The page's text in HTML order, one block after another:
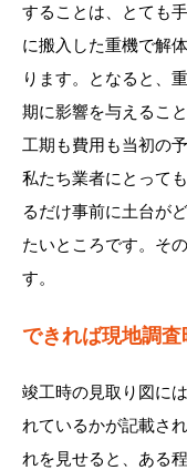
することは、とても
に搬入した重機で解
ります。となると、
期に影響を与えるこ
工期も費用も当初の
私たち業者にとって
るだけ事前に土台が
たいところです。そ
す。
できれば現地調
竣工時の見取り図に
れているかが記載さ
れを見せると、ある